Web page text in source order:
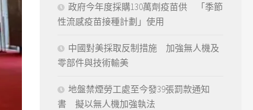
政府今年度採購130萬劑疫苗供 「季節
性流感疫苗接種計劃」使用
中國對美採取反制措施 加強無人機及
零部件與技術輸美
地盤禁煙勞工處至今發39張罰款通知
書 擬以無人機加強執法